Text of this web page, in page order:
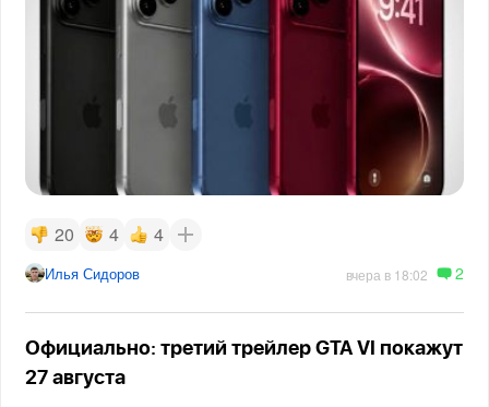
20 4 4
Илья Сидоров вчера в 18:02 2
Официально: третий трейлер GTA VI покажут
27 августа